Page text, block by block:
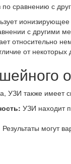
сравнению с
с другими
относительно
от
УЗИ также имеет
УЗИ находит
Результаты могут